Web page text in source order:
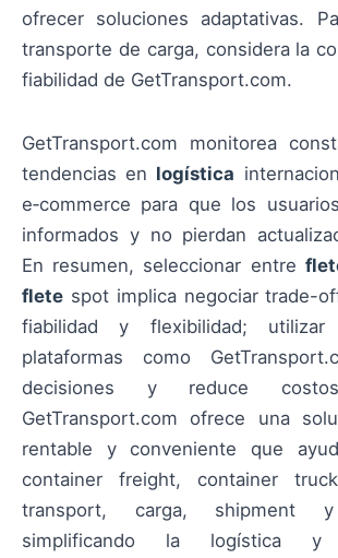
ofrecer soluciones adaptativas.
transporte de carga, considera la
fiabilidad de GetTransport.com.
GetTransport.com monitorea
tendencias en logística
e‑commerce para que los
informados y no pierdan
En resumen, seleccionar entre
flete spot implica negociar trade-
fiabilidad y flexibilidad;
plataformas como
decisiones y reduce
GetTransport.com ofrece una
rentable y conveniente que
container freight, container
transport, carga, shipment y
simplificando la logística y